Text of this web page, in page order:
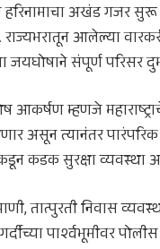
हरिनामाचा अखंड गजर
राज्यभरातून आलेल्या
जयघोषाने संपूर्ण
आकर्षण म्हणजे
असून त्यानंतर
कडक सुरक्षा
तात्पुरती निवास
पार्श्वभूमीवर